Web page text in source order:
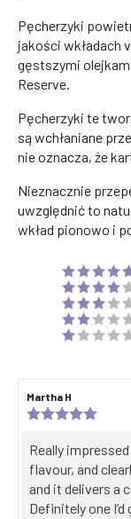
Pęcherzyki
jakości wkładach
gęstszymi
Reserve.
Pęcherzyki te
są wchłaniane
nie oznacza, że
Nieznacznie
uwzględnić to
wkład pionowo i
Review
author:
Martha H
date:
out
of
stars
Review
text:
Really
flavour, and
and it delivers a
Definitely one I’d